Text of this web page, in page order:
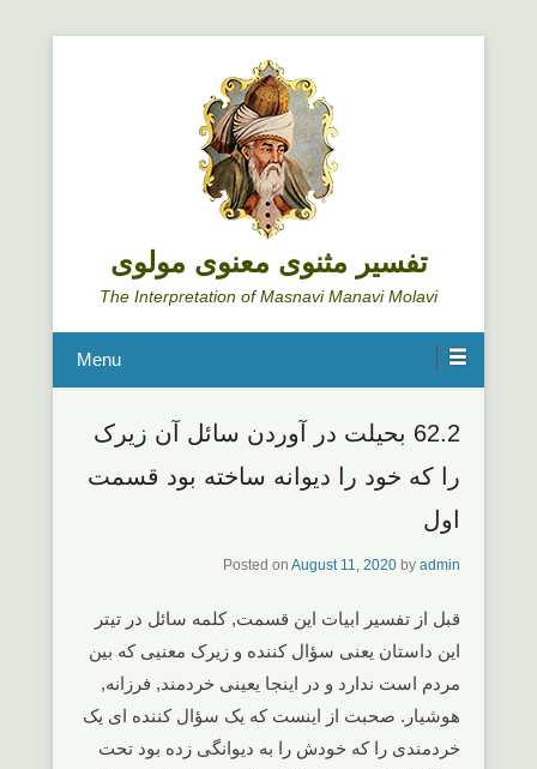
تفسیر مثنوی معنوی مولوی
The Interpretation of Masnavi Manavi Molavi
Menu
62.2 بحیلت در آوردن سائل آن زیرک
را که خود را دیوانه ساخته بود قسمت
اول
Posted on August 11, 2020 by admin
قبل از تفسیر ابیات این قسمت, کلمه سائل در تیتر
این داستان یعنی سؤال کننده و زیرک معنیی که بین
مردم است ندارد و در اینجا یعینی خردمند, فرزانه,
هوشیار. صحبت از اینست که یک سؤال کننده ای یک
خردمندی را که خودش را به دیوانگی زده بود تحت